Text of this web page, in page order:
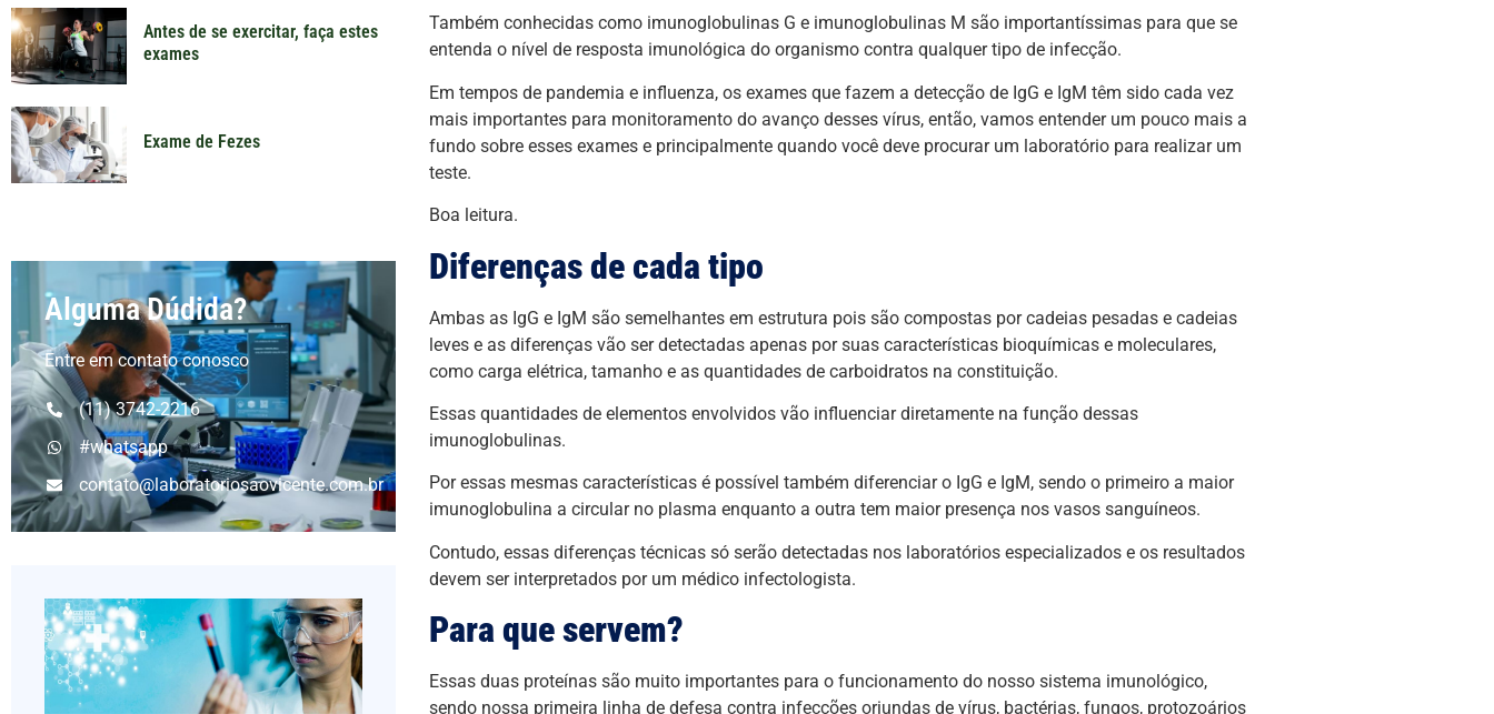
Antes de se exercitar, faça estes
exames
Exame de Fezes
Alguma Dúdida?
Entre em contato conosco
(11) 3742-2216
#whatsapp
contato@laboratoriosaovicente.com.br
Também conhecidas como imunoglobulinas G e imunoglobulinas M são importantíssimas para que se
entenda o nível de resposta imunológica do organismo contra qualquer tipo de infecção.
Em tempos de pandemia e influenza, os exames que fazem a detecção de IgG e IgM têm sido cada vez
mais importantes para monitoramento do avanço desses vírus, então, vamos entender um pouco mais a
fundo sobre esses exames e principalmente quando você deve procurar um laboratório para realizar um
teste.
Boa leitura.
Diferenças de cada tipo
Ambas as IgG e IgM são semelhantes em estrutura pois são compostas por cadeias pesadas e cadeias
leves e as diferenças vão ser detectadas apenas por suas características bioquímicas e moleculares,
como carga elétrica, tamanho e as quantidades de carboidratos na constituição.
Essas quantidades de elementos envolvidos vão influenciar diretamente na função dessas
imunoglobulinas.
Por essas mesmas características é possível também diferenciar o IgG e IgM, sendo o primeiro a maior
imunoglobulina a circular no plasma enquanto a outra tem maior presença nos vasos sanguíneos.
Contudo, essas diferenças técnicas só serão detectadas nos laboratórios especializados e os resultados
devem ser interpretados por um médico infectologista.
Para que servem?
Essas duas proteínas são muito importantes para o funcionamento do nosso sistema imunológico,
sendo nossa primeira linha de defesa contra infecções oriundas de vírus, bactérias, fungos, protozoários